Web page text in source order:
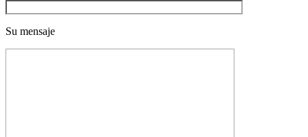
Su mensaje